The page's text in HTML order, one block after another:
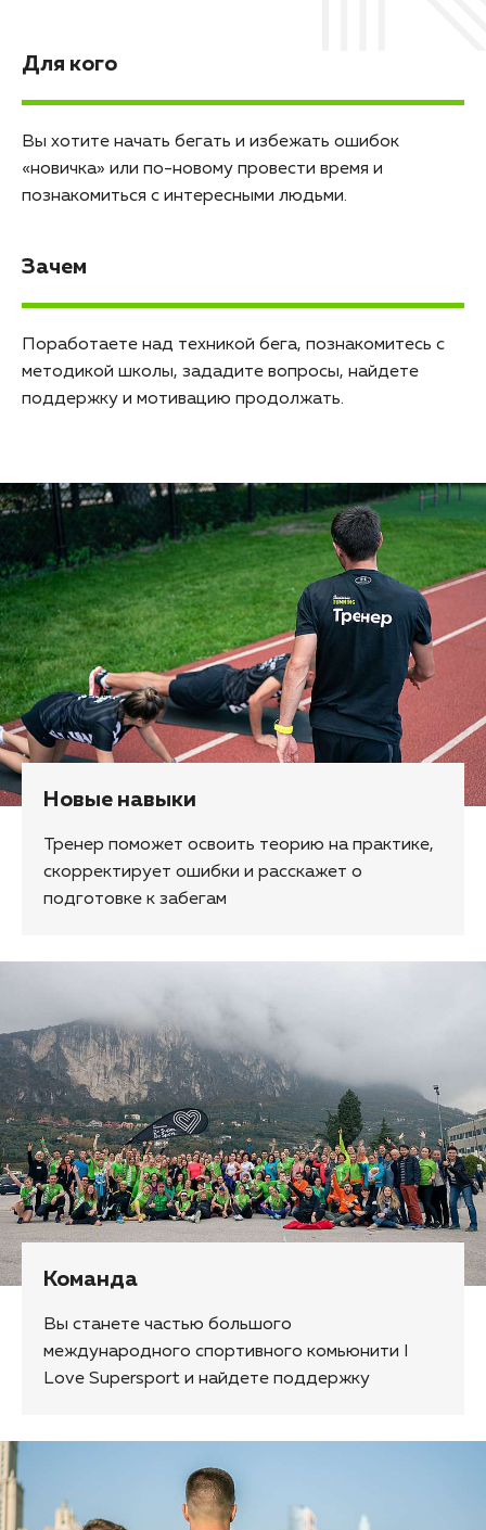
Для кого
Вы хотите начать бегать и избежать ошибок
«новичка» или по-новому провести время и
познакомиться с интересными людьми.
Зачем
Поработаете над техникой бега, познакомитесь с
методикой школы, зададите вопросы, найдете
поддержку и мотивацию продолжать.
Новые навыки
Тренер поможет освоить теорию на практике,
скорректирует ошибки и расскажет о
подготовке к забегам
Команда
Вы станете частью большого
международного спортивного комьюнити I
Love Supersport и найдете поддержку